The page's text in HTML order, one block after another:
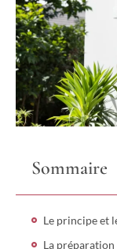
Sommaire
Le principe et
La